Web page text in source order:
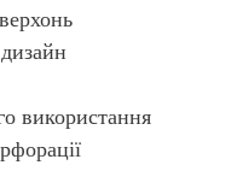
використання